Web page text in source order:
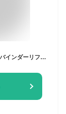
サンリオ ハローキティ シールバインダー＆シールバインダーリフィル